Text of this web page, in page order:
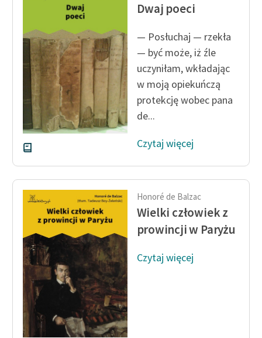
O projekcie
Zespół
Zasady wykorzystania
Wolnych Lektur
Logotypy
Materiały promocyjne
Polityka prywatności
Regulamin biblioteki
Dane fundacji i
sprawozdania finansowe
Regulamin darowizn
Informacja o treściach
wrażliwych
Deklaracja dostępności
Dwaj poeci
— Posłuchaj — rzekła
— być może, iż źle
uczyniłam, wkładając
w moją opiekuńczą
protekcję wobec pana
de...
Czytaj więcej
Honoré de Balzac
Wielki człowiek z
prowincji w Paryżu
Czytaj więcej